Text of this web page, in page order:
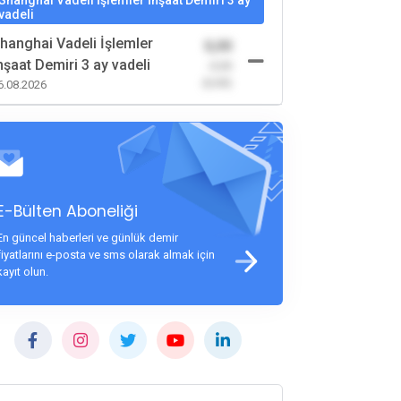
Vadeli İşlemler
Demiri 3 ay vadeli
0,00
Bülten Aboneliği
güncel haberleri ve günlük demir
e-posta ve sms olarak almak için
olun.